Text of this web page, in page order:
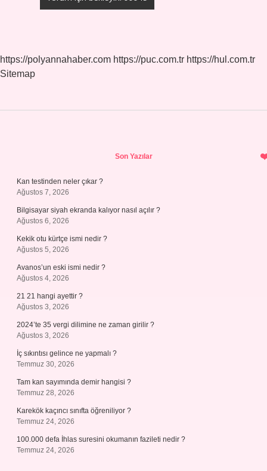
https://polyannahaber.com https://puc.com.tr https://hul.com.tr
Sitemap
Son Yazılar
Kan testinden neler çıkar ?
Ağustos 7, 2026
Bilgisayar siyah ekranda kalıyor nasıl açılır ?
Ağustos 6, 2026
Kekik otu kürtçe ismi nedir ?
Ağustos 5, 2026
Avanos’un eski ismi nedir ?
Ağustos 4, 2026
21 21 hangi ayettir ?
Ağustos 3, 2026
2024’te 35 vergi dilimine ne zaman girilir ?
Ağustos 3, 2026
İç sıkıntısı gelince ne yapmalı ?
Temmuz 30, 2026
Tam kan sayımında demir hangisi ?
Temmuz 28, 2026
Karekök kaçıncı sınıfta öğreniliyor ?
Temmuz 24, 2026
100.000 defa İhlas suresini okumanın fazileti nedir ?
Temmuz 24, 2026